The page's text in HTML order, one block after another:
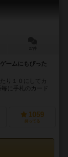
ームにもぴった
り１０にしてカ
に手札のカード
1059
持ってる